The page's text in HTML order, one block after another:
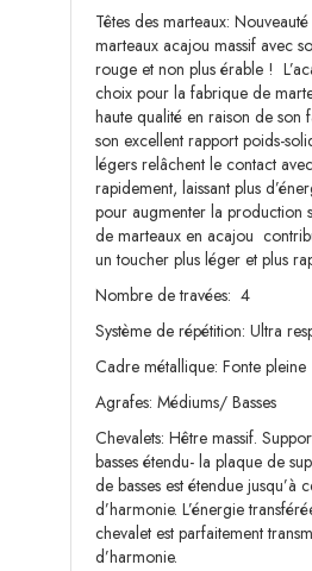
Têtes des marteaux:
marteaux acajou massif avec
rouge et non plus érable !
choix pour la fabrique de
haute qualité en raison de son
son excellent rapport poids-
légers relâchent le contact
rapidement, laissant plus
pour augmenter la production
de marteaux en acajou
un toucher plus léger et plus
Nombre de travées: 4
Système de répétition: Ultra
Cadre métallique: Fonte pleine
Agrafes: Médiums/ Basses
Chevalets: Hêtre massif.
basses étendu- la plaque de
de basses est étendue jusqu’à
d’harmonie. L’énergie
chevalet est parfaitement
d’harmonie.